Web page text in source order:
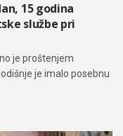
15 godina
službe pri
je proštenjem
je imalo posebnu